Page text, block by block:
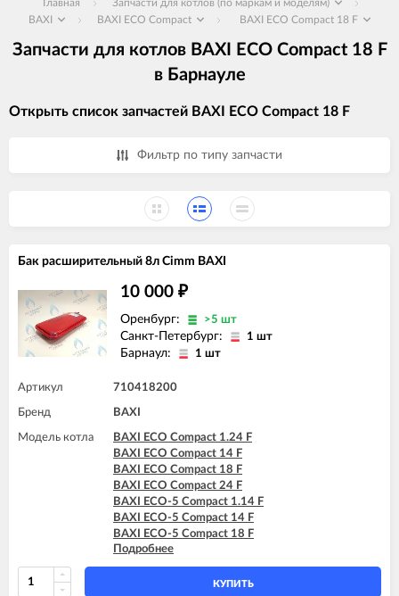
Главная
Запчасти для котлов (по маркам и моделям)
BAXI
BAXI ECO Compact BAXI ECO Compact 18 F
Запчасти для котлов BAXI ECO Compact 18 F
в Барнауле
Открыть список запчастей BAXI ECO Compact 18 F
Фильтр по типу запчасти
Бак расширительный 8л Cimm BAXI
10 000 ₽
Оренбург: >5 шт
Санкт-Петербург: 1 шт
Барнаул: 1 шт
Артикул 710418200
Бренд BAXI
Модель котла
BAXI ECO Compact 1.24 F
BAXI ECO Compact 14 F
BAXI ECO Compact 18 F
BAXI ECO Compact 24 F
BAXI ECO-5 Compact 1.14 F
BAXI ECO-5 Compact 14 F
BAXI ECO-5 Compact 18 F
BAXI ECO-5 Compact 24 F
BAXI ECO-5 Compact 24 F GPL
Подробнее
КУПИТЬ